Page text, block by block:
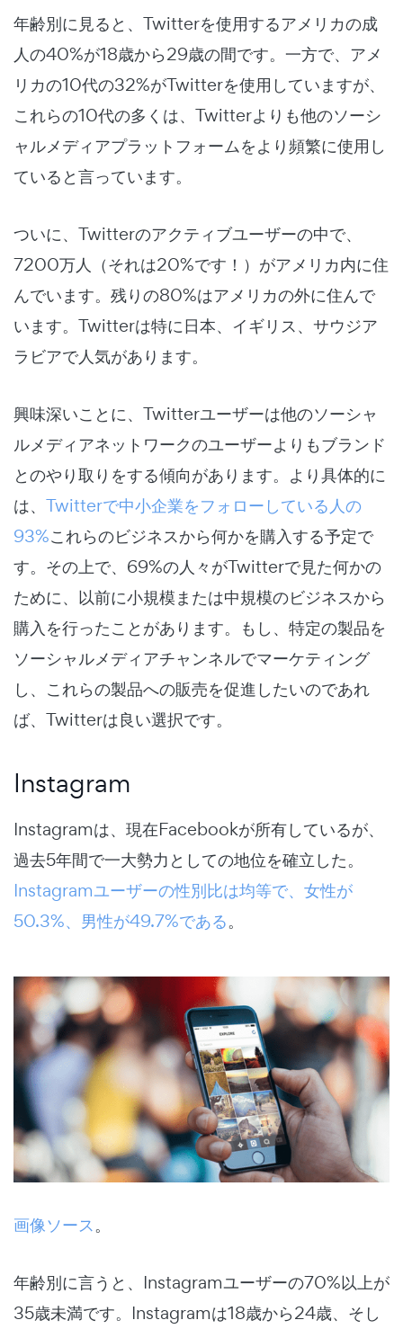
年齢別に見ると、Twitterを使用するアメリカの成
人の40%が18歳から29歳の間です。一方で、アメ
リカの10代の32%がTwitterを使用していますが、
これらの10代の多くは、Twitterよりも他のソーシ
ャルメディアプラットフォームをより頻繁に使用し
ていると言っています。
ついに、Twitterのアクティブユーザーの中で、
7200万人（それは20%です！）がアメリカ内に住
んでいます。残りの80%はアメリカの外に住んで
います。Twitterは特に日本、イギリス、サウジア
ラビアで人気があります。
興味深いことに、Twitterユーザーは他のソーシャ
ルメディアネットワークのユーザーよりもブランド
とのやり取りをする傾向があります。より具体的に
は、 Twitterで中小企業をフォローしている人の
93%これらのビジネスから何かを購入する予定で
す。その上で、69%の人々がTwitterで見た何かの
ために、以前に小規模または中規模のビジネスから
購入を行ったことがあります。もし、特定の製品を
ソーシャルメディアチャンネルでマーケティング
し、これらの製品への販売を促進したいのであれ
ば、Twitterは良い選択です。
Instagram
Instagramは、現在Facebookが所有しているが、
過去5年間で一大勢力としての地位を確立した。
Instagramユーザーの性別比は均等で、女性が
50.3%、男性が49.7%である。
画像ソース。
年齢別に言うと、Instagramユーザーの70%以上が
35歳未満です。Instagramは18歳から24歳、そし